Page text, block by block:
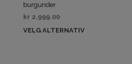
burgunder
kr 2,999.00
VELG ALTERNATIV